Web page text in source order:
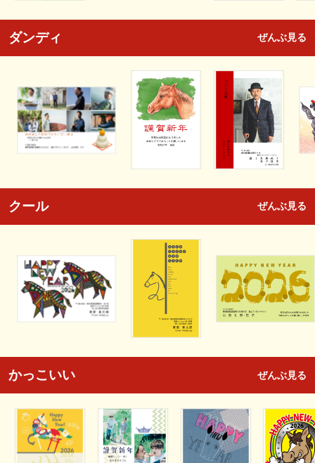
ダンディ ぜんぶ見る
クール ぜんぶ見る
かっこいい ぜんぶ見る